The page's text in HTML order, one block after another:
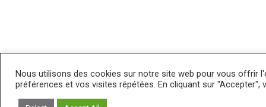
Nous utilisons des cookies sur notre site web pour vous offrir
préférences et vos visites répétées. En cliquant sur